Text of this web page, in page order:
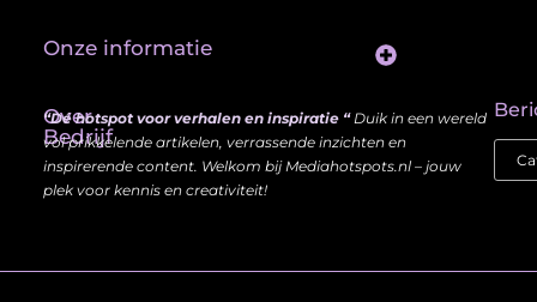
Over
Bedrijf
“Dé hotspot voor verhalen en inspiratie “Duik in een wereld
vol prikkelende artikelen, verrassende inzichten en
inspirerende content. Welkom bij Mediahotspots.nl – jouw
plek voor kennis en creativiteit!
Onze informatie